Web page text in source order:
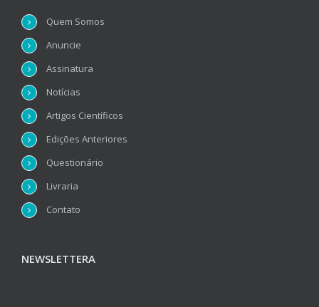
Quem Somos
Anuncie
Assinatura
Notícias
Artigos Científicos
Edições Anteriores
Questionário
Livraria
Contato
NEWSLETTERA